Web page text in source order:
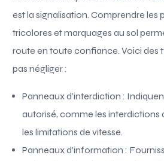
est la signalisation. Comprendre les
tricolores et marquages au sol
route en toute confiance. Voici des
pas négliger :
Panneaux d’interdiction :
autorisé, comme les interdictions
les limitations de vitesse.
Panneaux d’information :